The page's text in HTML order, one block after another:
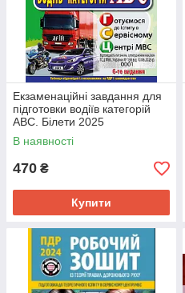
Екзаменаційні завдання для
підготовки водіїв категорій
АВС. Білети 2025
В наявності
470 ₴
Купити